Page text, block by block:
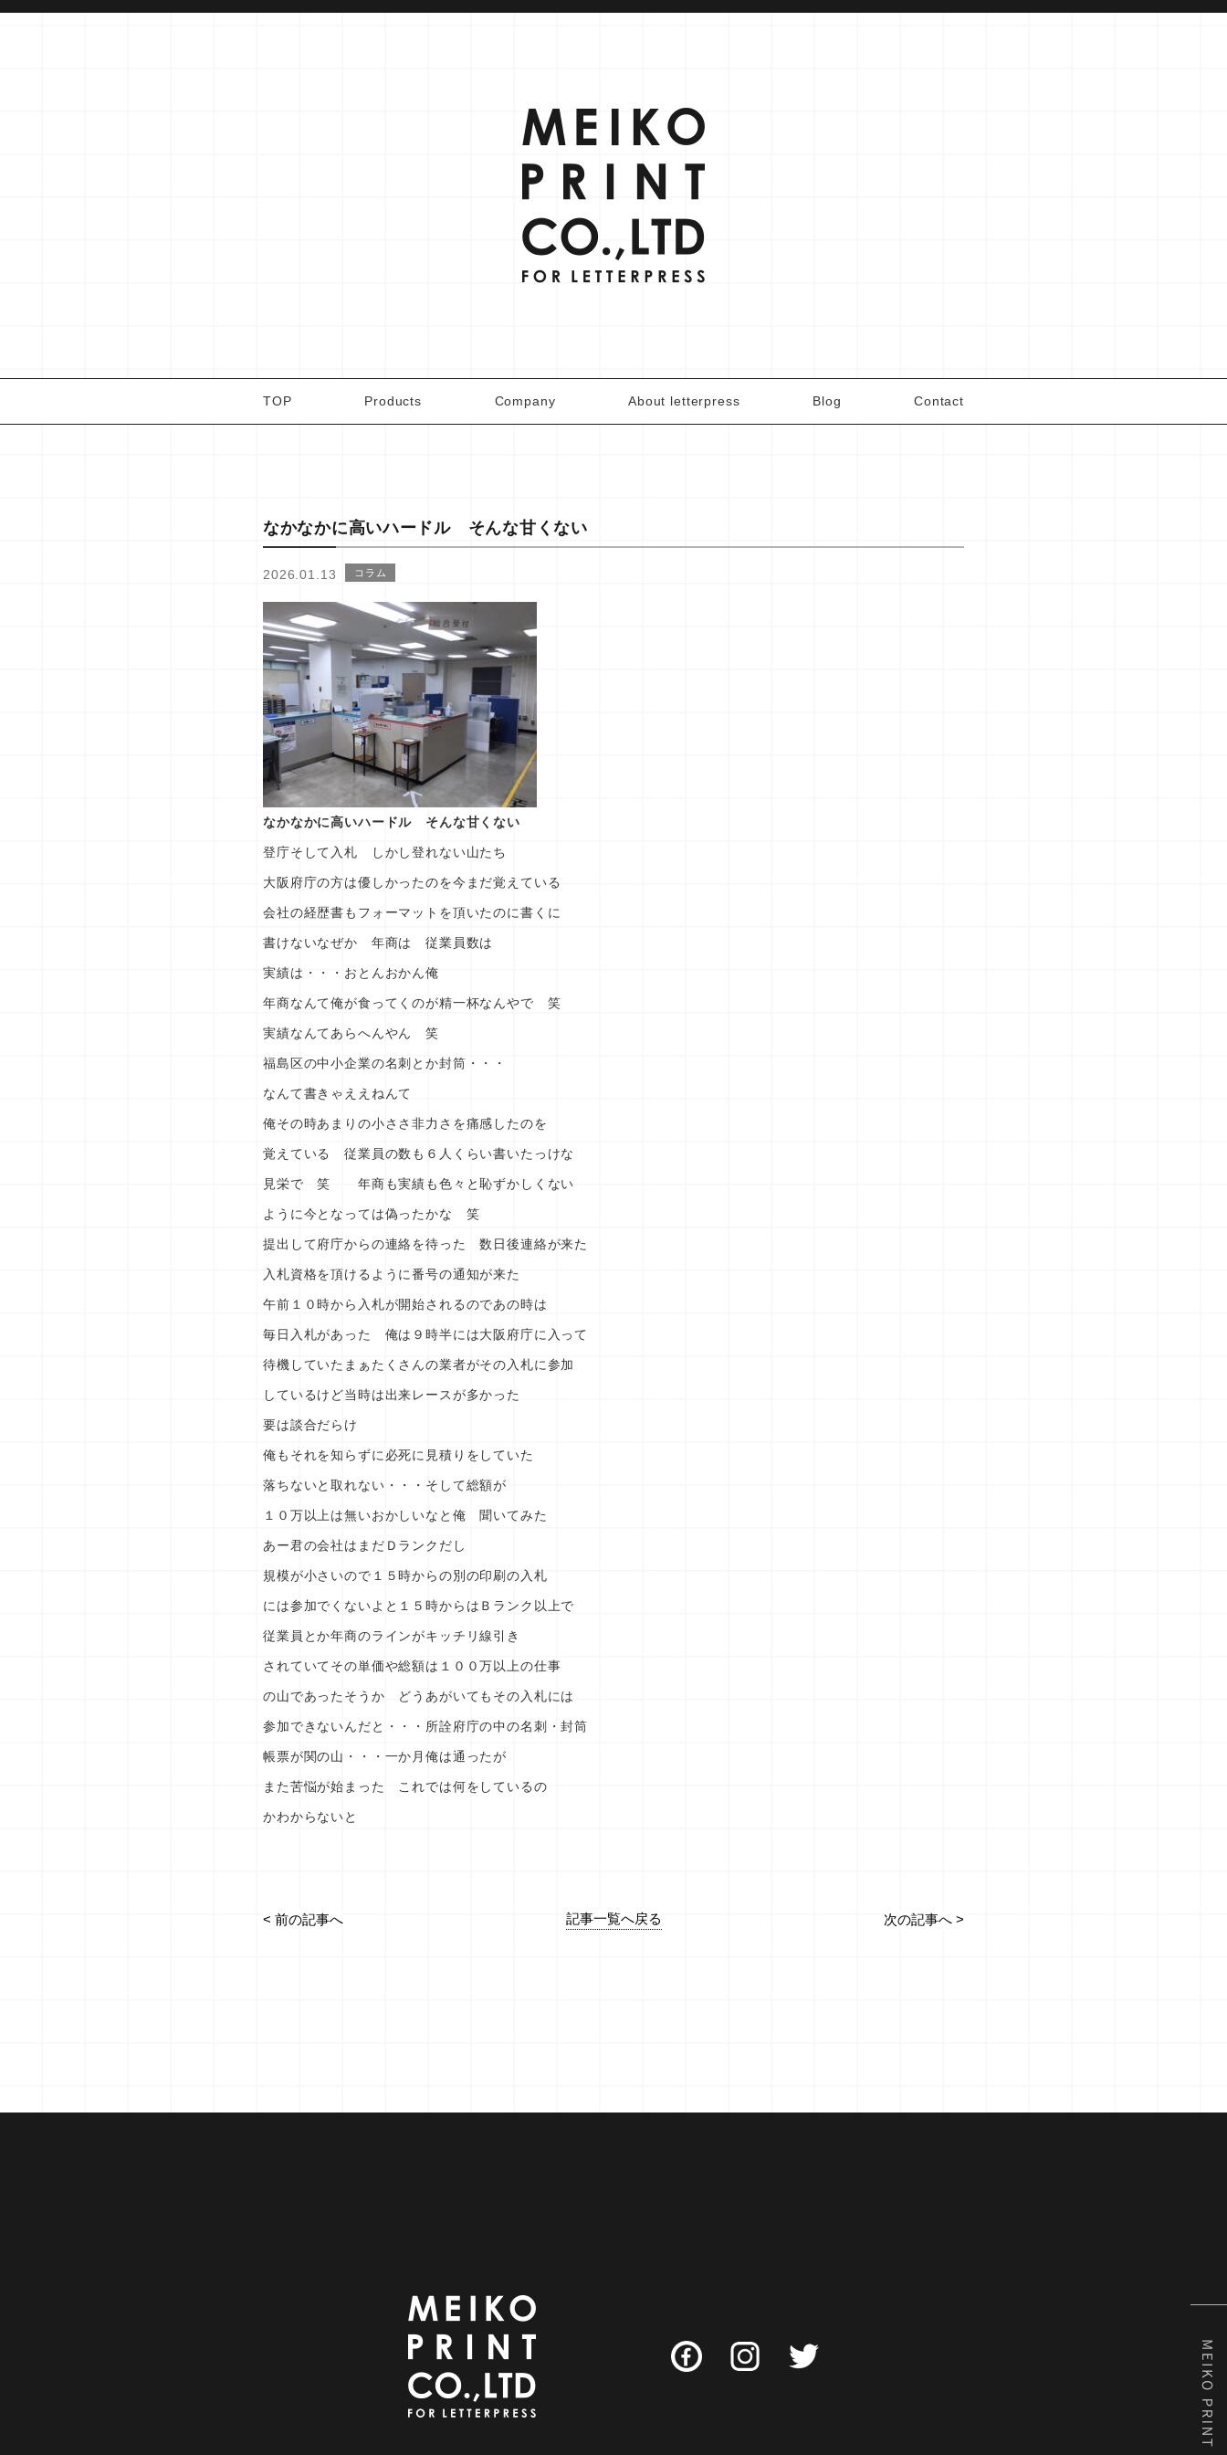
TOP Products Company About letterpress Blog Contact
なかなかに高いハードル そんな甘くない
2026.01.13 コラム
なかなかに高いハードル そんな甘くない
登庁そして入札 しかし登れない山たち
大阪府庁の方は優しかったのを今まだ覚えている
会社の経歴書もフォーマットを頂いたのに書くに
書けないなぜか 年商は 従業員数は
実績は・・・おとんおかん俺
年商なんて俺が食ってくのが精一杯なんやで 笑
実績なんてあらへんやん 笑
福島区の中小企業の名刺とか封筒・・・
なんて書きゃええねんて
俺その時あまりの小ささ非力さを痛感したのを
覚えている 従業員の数も６人くらい書いたっけな
見栄で 笑 年商も実績も色々と恥ずかしくない
ように今となっては偽ったかな 笑
提出して府庁からの連絡を待った 数日後連絡が来た
入札資格を頂けるように番号の通知が来た
午前１０時から入札が開始されるのであの時は
毎日入札があった 俺は９時半には大阪府庁に入って
待機していたまぁたくさんの業者がその入札に参加
しているけど当時は出来レースが多かった
要は談合だらけ
俺もそれを知らずに必死に見積りをしていた
落ちないと取れない・・・そして総額が
１０万以上は無いおかしいなと俺 聞いてみた
あー君の会社はまだＤランクだし
規模が小さいので１５時からの別の印刷の入札
には参加でくないよと１５時からはＢランク以上で
従業員とか年商のラインがキッチリ線引き
されていてその単価や総額は１００万以上の仕事
の山であったそうか どうあがいてもその入札には
参加できないんだと・・・所詮府庁の中の名刺・封筒
帳票が関の山・・・一か月俺は通ったが
また苦悩が始まった これでは何をしているの
かわからないと
< 前の記事へ 記事一覧へ戻る 次の記事へ >